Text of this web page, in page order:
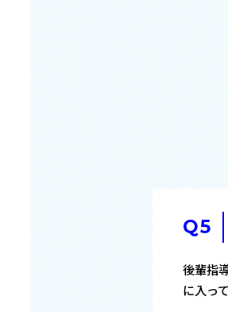
後輩指
に入っ